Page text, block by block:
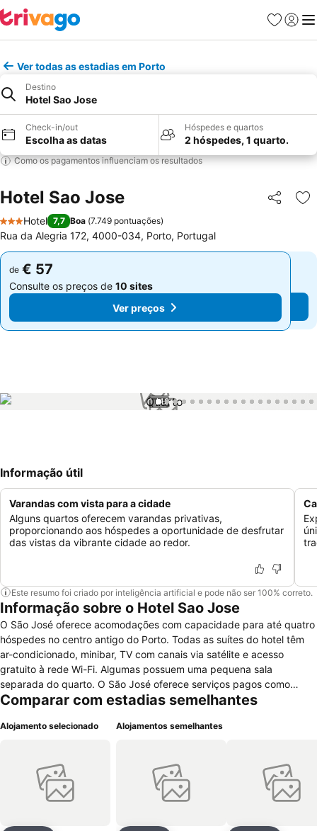
Favoritos
Iniciar
Ver todas as estadias em Porto
Destino
Hotel Sao Jose
Check-in/out
Escolha as datas
Hóspedes e quartos
2 hóspedes, 1 quarto.
Como os pagamentos influenciam os resultados
Hotel Sao Jose Partilhar
3 Estrelas
Hotel 7,7 Boa (7.749 pontuações)
Rua da Alegria 172, 4000-034, Porto, Portugal
de € 57
Consulte os preços de 10 sites
Ver preços
de € 57
Consulte os preços de 10 sites
Ver preços
1 / 19
Informação útil
Varandas com vista para a cidade
Alguns quartos oferecem varandas privativas,
proporcionando aos hóspedes a oportunidade de desfrutar
das vistas da vibrante cidade ao redor.
Este resumo foi criado por inteligência artificial e pode não ser 100% correto.
Informação sobre o Hotel Sao Jose
O São José oferece acomodações com capacidade para até quatro
hóspedes no centro antigo do Porto. Todas as suítes do hotel têm
ar-condicionado, minibar, TV com canais via satélite e acesso
gratuito à rede Wi-Fi. Algumas possuem uma pequena sala
separada do quarto. O São José oferece serviços pagos como
traslado e excursões pela cidade. A recepção é 24 horas e o
manhã, que está incluído em algumas diárias, e tem um bar próprio,
cinco minutos de caminhada. O hotel fica a menos de cinco minutos
a pé da estação de metrô Bolhão. A famosa Ribeira, região às
margens do Rio Douro que concentra bares e restaurantes, está a
Comparar com estadias semelhantes
Alojamento selecionado Alojamentos semelhantes